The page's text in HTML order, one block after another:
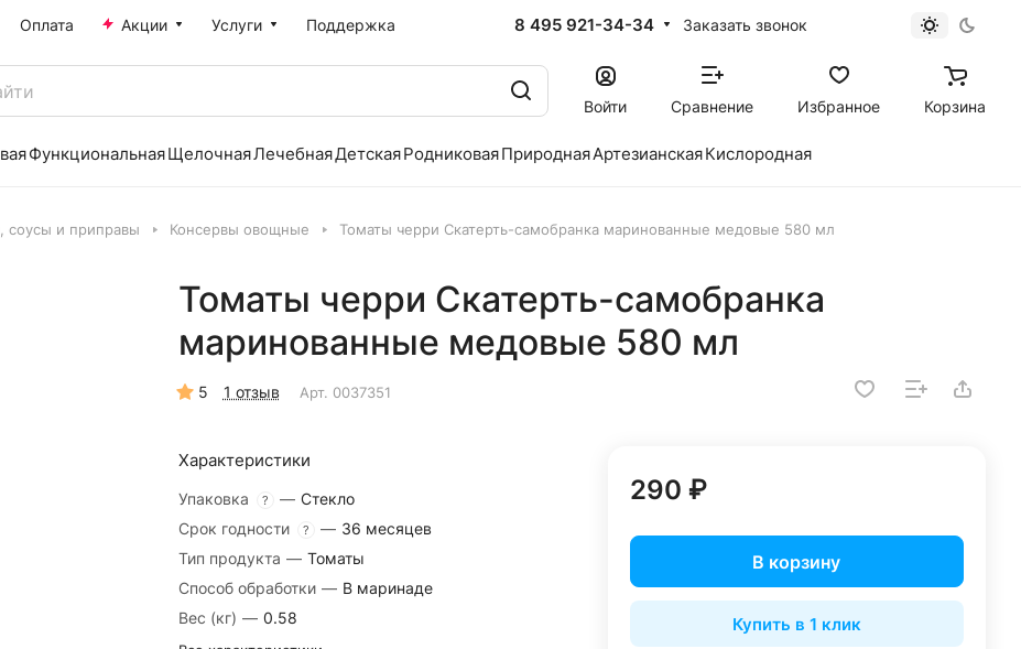
Оплата Акции Услуги Поддержка 8 495 921-34-34 Заказать звонок
Войти Сравнение Избранное Корзина
ФункциональнаяЩелочнаяЛечебнаяДетскаяРодниковаяПрироднаяАртезианскаяКислородная
соусы и приправы Консервы овощные Томаты черри Скатерть-самобранка маринованные медовые 580 мл
Томаты черри Скатерть-самобранка
маринованные медовые 580 мл
5 1 отзыв Арт. 0037351
Характеристики
Упаковка ? — Стекло
Срок годности
? — 36 месяцев
Тип продукта — Томаты
Способ обработки — В маринаде
Вес (кг) — 0.58
290 ₽
В корзину
Купить в 1 клик